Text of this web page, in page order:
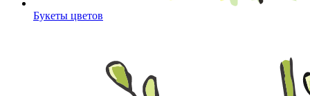
Букеты цветов